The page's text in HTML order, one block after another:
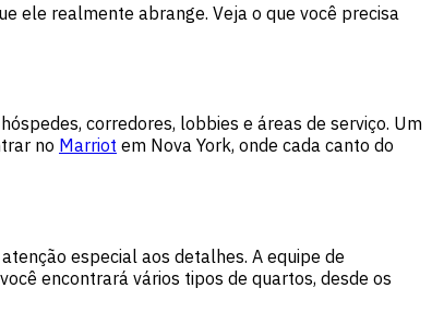
ele realmente abrange. Veja o que você precisa
corredores, lobbies e áreas de serviço. Um
no Marriot em Nova York, onde cada canto do
especial aos detalhes. A equipe de
encontrará vários tipos de quartos, desde os